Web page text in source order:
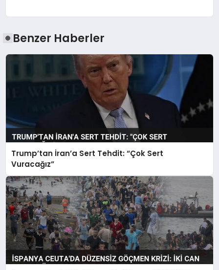
Benzer Haberler
Trump’tan İran’a Sert Tehdit: “Çok Sert
Vuracağız”